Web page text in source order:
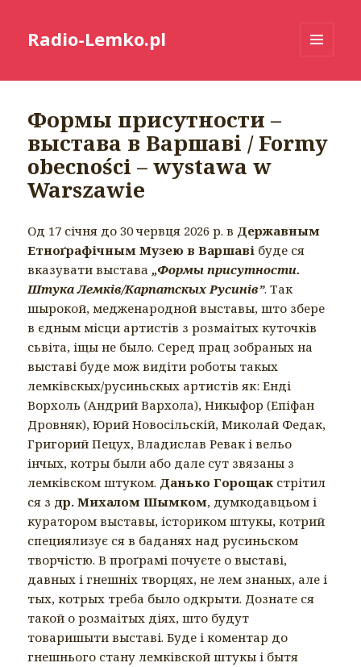
Radio-Lemko.pl
Формы присутности –
выстава в Варшаві / Formy
obecności – wystawa w
Warszawie
Од 17 січня до 30 червця 2026 р. в Державным
Етноґрафічным Музею в Варшаві буде ся
вказувати выставa„Формы присутности.
Штука Лемків/Карпатскых Русинів”. Так
шырокой, медженародной выставы, што збере
в єдным місци артистів з розмаітых куточків
сьвіта, іщы не было. Серед прац зобраных на
выставі буде мож видіти роботы такых
лемківскых/русиньскых артистів як: Енді
Ворхоль (Андрий Вархола), Никыфор (Епіфан
Дровняк), Юрий Новосільскій, Миколай Федак,
Григорий Пецух, Владислав Ревак і вельо
інчых, котры были або дале сут звязаны з
лемківском штуком. Данько Горощак стрітил
ся з др. Михалом Шымком, думкодавцьом і
куратором выставы, істориком штукы, котрий
специялизує ся в баданях над русиньском
творчістю. В проґрамі почуєте о выставі,
давных і гнешніх творцях, не лем знаных, але і
тых, котрых треба было одкрыти. Дознате ся
такой о розмаітых діях, што будут
товаришыти выставі. Буде і коментар до
гнешнього стану лемківской штукы і бытя